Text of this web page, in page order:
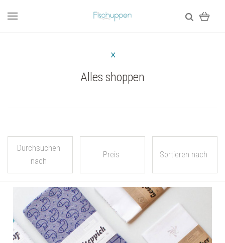
Alles shoppen
Durchsuchen
nach
Preis Sortieren nach